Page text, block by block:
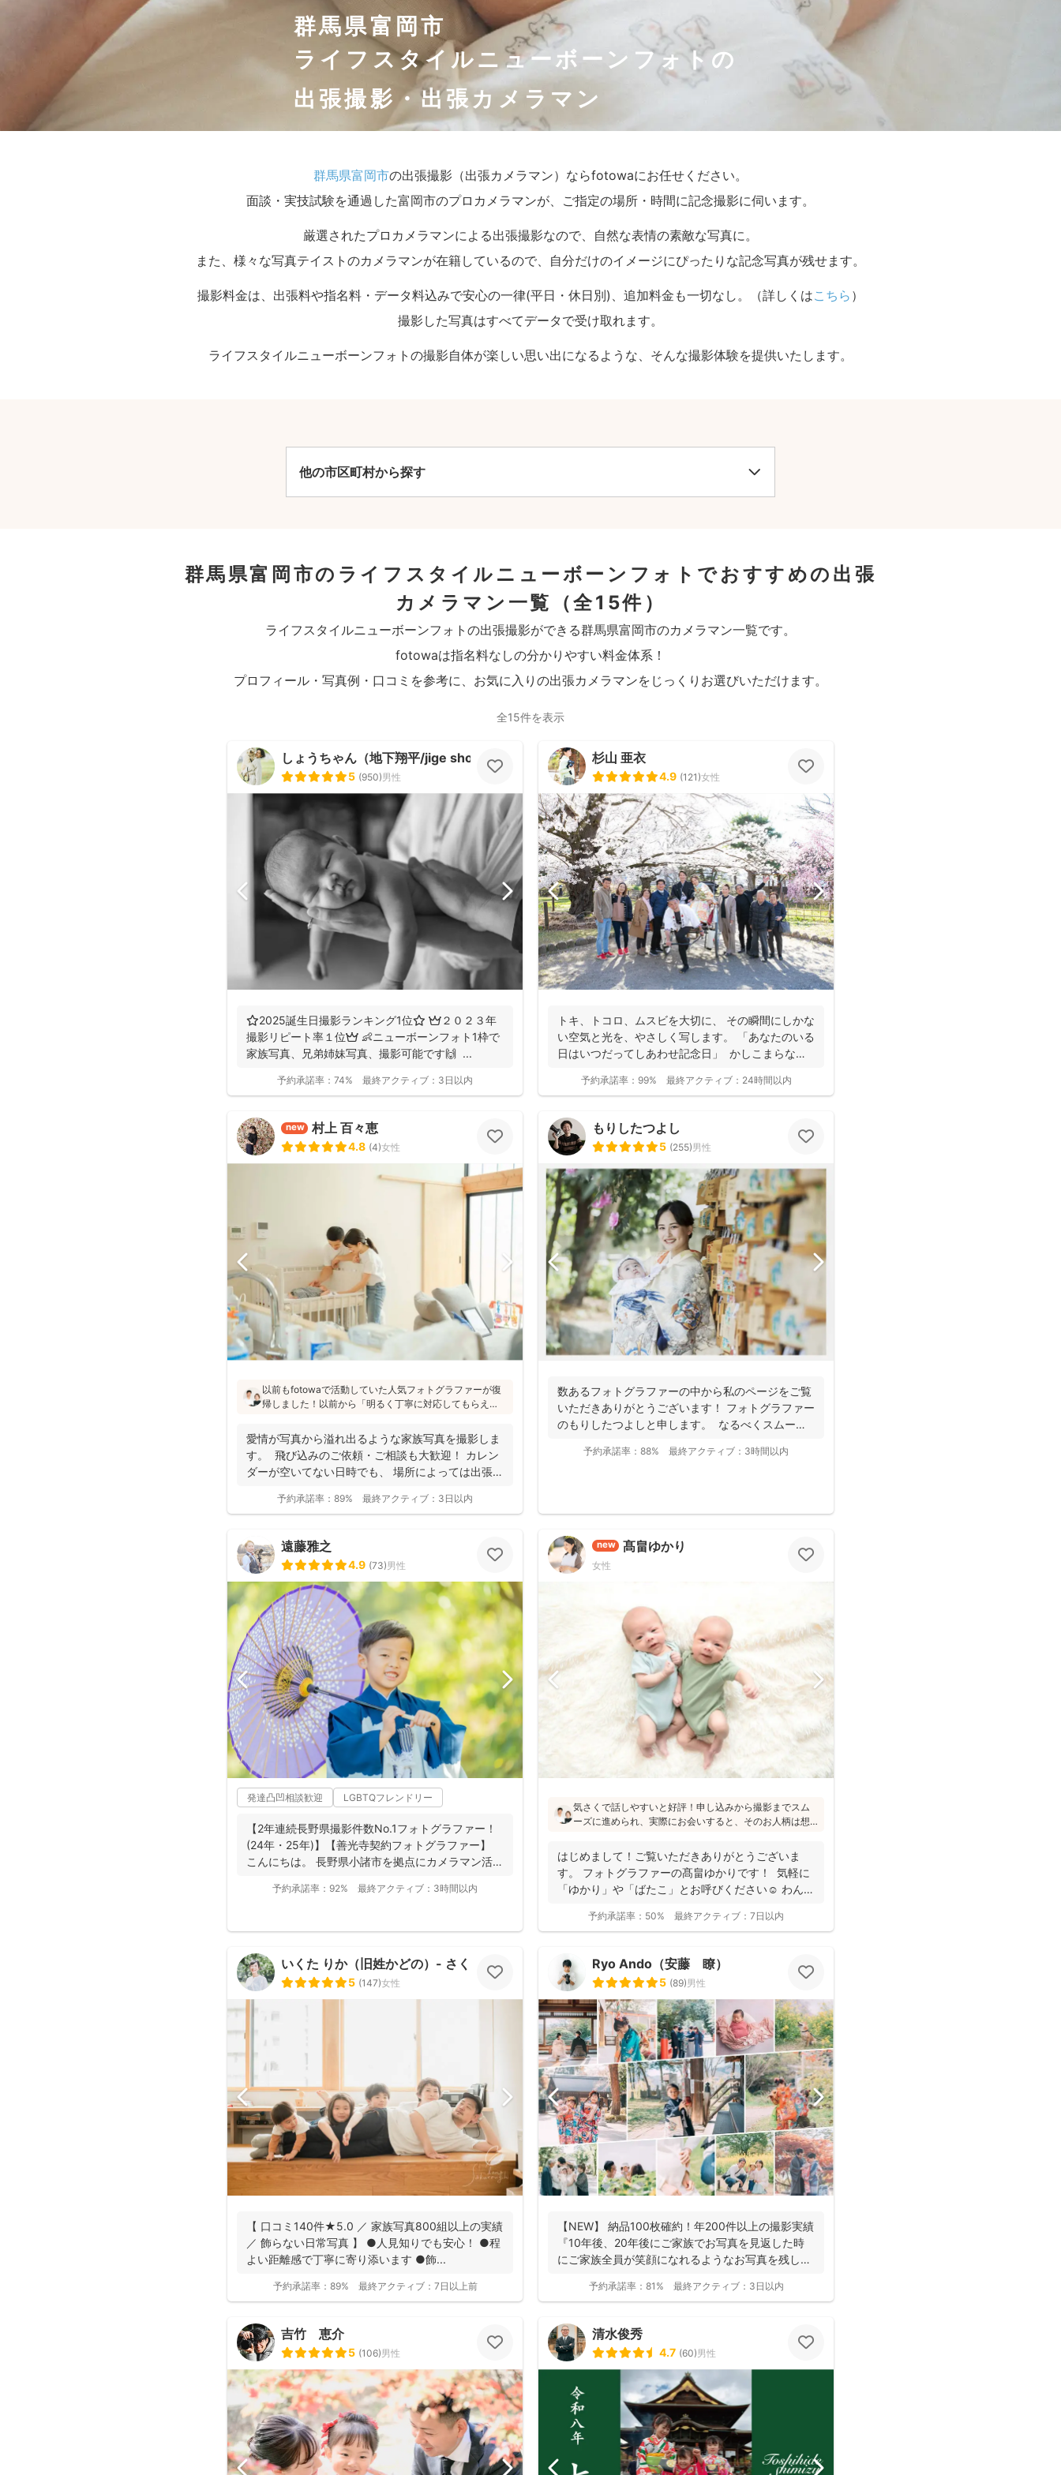
群馬県富岡市
ライフスタイルニューボーンフォトの
出張撮影・出張カメラマン
群馬県富岡市の出張撮影（出張カメラマン）ならfotowaにお任せください。
面談・実技試験を通過した富岡市のプロカメラマンが、ご指定の場所・時間に記念撮影に伺います。
厳選されたプロカメラマンによる出張撮影なので、自然な表情の素敵な写真に。
また、様々な写真テイストのカメラマンが在籍しているので、自分だけのイメージにぴったりな記念写真が残せます。
撮影料金は、出張料や指名料・データ料込みで安心の一律(平日・休日別)、追加料金も一切なし。（詳しくはこちら ）
撮影した写真はすべてデータで受け取れます。
ライフスタイルニューボーンフォトの撮影自体が楽しい思い出になるような、そんな撮影体験を提供いたします。
他の市区町村から探す
群馬県富岡市のライフスタイルニューボーンフォトでおすすめの出張
カメラマン一覧
（全15件）
ライフスタイルニューボーンフォトの出張撮影ができる群馬県富岡市のカメラマン一覧です。
fotowaは指名料なしの分かりやすい料金体系！
プロフィール・写真例・口コミを参考に、お気に入りの出張カメラマンをじっくりお選びいただけます。
全15件を表示
しょうちゃん（地下翔平/jige shohe）
5 (950)男性
⭐️2025誕生日撮影ランキング1位⭐️ 👑２０２３年
撮影リピート率１位👑 👶ニューボーンフォト1枠で
家族写真、兄弟姉妹写真、撮影可能です🙌 ...
予約承諾率： 74% 最終アクティブ： 3日以内
杉山 亜衣
4.9 (121)女性
トキ、トコロ、ムスビを大切に、 その瞬間にしかな
い空気と光を、やさしく写します。 「あなたのいる
日はいつだってしあわせ記念日」 かしこまらなく
予約承諾率： 99% 最終アクティブ： 24時間以内
new 村上 百々恵
4.8 (4)女性
以前もfotowaで活動していた人気フォトグラファーが復
帰しました！以前から「明るく丁寧に対応してもらえ
と好評です♪特にニューボーンフォトは様々な研修を受講
し、クオリティ高いお写真をお届けされています(^^)
愛情が写真から溢れ出るような家族写真を撮影しま
す。 飛び込みのご依頼・ご相談も大歓迎！ カレン
ダーが空いてない日時でも、 場所によっては出張で
予約承諾率： 89% 最終アクティブ： 3日以内
もりしたつよし
5 (255)男性
数あるフォトグラファーの中から私のページをご覧
いただきありがとうございます！ フォトグラファー
のもりしたつよしと申します。 なるべくスムーズ
予約承諾率： 88% 最終アクティブ： 3時間以内
遠藤雅之
4.9 (73)男性
発達凸凹相談歓迎 LGBTQフレンドリー
【2年連続長野県撮影件数No.1フォトグラファー！
(24年・25年)】【善光寺契約フォトグラファー】
こんにちは。 長野県小諸市を拠点にカメラマン活
予約承諾率： 92% 最終アクティブ： 3時間以内
new 髙畠ゆかり
女性
気さくで話しやすいと好評！申し込みから撮影までスム
ーズに進められ、実際にお会いすると、そのお人柄は想
フォトの研修をしっかり受講され、ウェディング業界経
験もあり、赤ちゃんから大人まで安心してお写りいただ
けます♪
はじめまして！ご覧いただきありがとうございま
す。 フォトグラファーの髙畠ゆかりです！ 気軽に
「ゆかり」や「ばたこ」とお呼びください☺︎ わんぱ
予約承諾率： 50% 最終アクティブ： 7日以内
いくた りか（旧姓かどの）- さくらふ写真 -
5 (147)女性
【 口コミ140件★5.0 ／ 家族写真800組以上の実績
／ 飾らない日常写真 】 ●人見知りでも安心！ ●程
よい距離感で丁寧に寄り添います ●飾...
予約承諾率： 89% 最終アクティブ： 7日以上前
Ryo Ando（安藤 瞭）
5 (89)男性
【NEW】 納品100枚確約！年200件以上の撮影実績
『10年後、20年後にご家族でお写真を見返した時
にご家族全員が笑顔になれるようなお写真を残し
予約承諾率： 81% 最終アクティブ： 3日以内
吉竹 恵介
5 (106)男性
清水俊秀
4.7 (60)男性